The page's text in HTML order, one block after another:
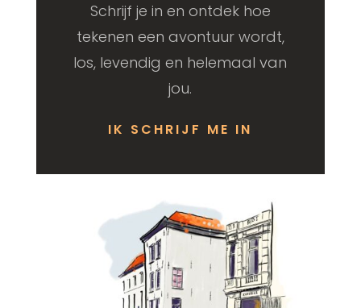
Schrijf je in en ontdek hoe
tekenen een avontuur wordt,
los, levendig en helemaal van
jou.
IK SCHRIJF ME IN